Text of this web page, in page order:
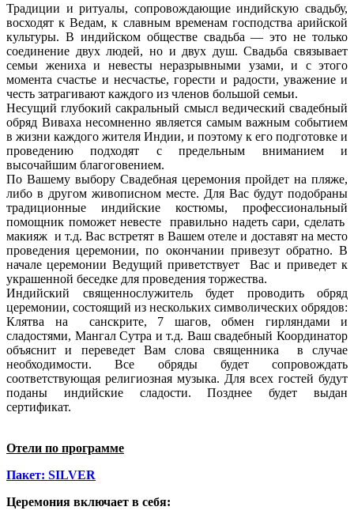
Традиции и ритуалы, сопровождающие индийскую свадьбу,
восходят к Ведам, к славным временам господства арийской
культуры. В индийском обществе свадьба — это не только
соединение двух людей, но и двух душ. Свадьба связывает
семьи жениха и невесты неразрывными узами, и с этого
момента счастье и несчастье, горести и радости, уважение и
честь затрагивают каждого из членов большой семьи.
Несущий глубокий сакральный смысл ведический свадебный
обряд Виваха несомненно является самым важным событием
в жизни каждого жителя Индии, и поэтому к его подготовке и
проведению подходят с предельным вниманием и
высочайшим благоговением.
По Вашему выбору Свадебная церемония пройдет на пляже,
либо в другом живописном месте. Для Вас будут подобраны
традиционные индийские костюмы, профессиональный
помощник поможет невесте правильно надеть сари, сделать
макияж и т.д. Вас встретят в Вашем отеле и доставят на место
проведения церемонии, по окончании привезут обратно. В
начале церемонии Ведущий приветствует Вас и приведет к
украшенной беседке для проведения торжества.
Индийский священнослужитель будет проводить обряд
церемонии, состоящий из нескольких символических обрядов:
Клятва на санскрите, 7 шагов, обмен гирляндами и
сладостями, Мангал Сутра и т.д. Ваш свадебный Координатор
объяснит и переведет Вам слова священника в случае
необходимости. Все обряды будет сопровождать
соответствующая религиозная музыка. Для всех гостей будут
поданы индийские сладости. Позднее будет выдан
сертификат.
Отели по программе
Пакет: SILVER
Церемония включает в себя: